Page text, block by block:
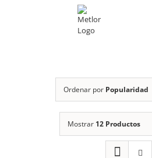
Ordenar por Popularidad
Mostrar 12 Productos